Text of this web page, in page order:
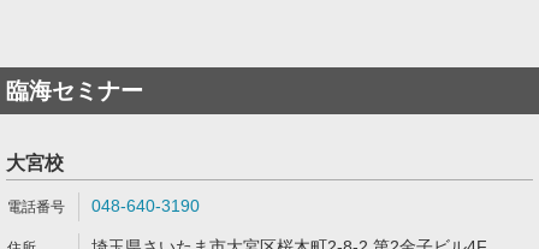
臨海セミナー
大宮校
048-640-3190